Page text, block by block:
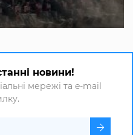
новини!
мережі та e-mail